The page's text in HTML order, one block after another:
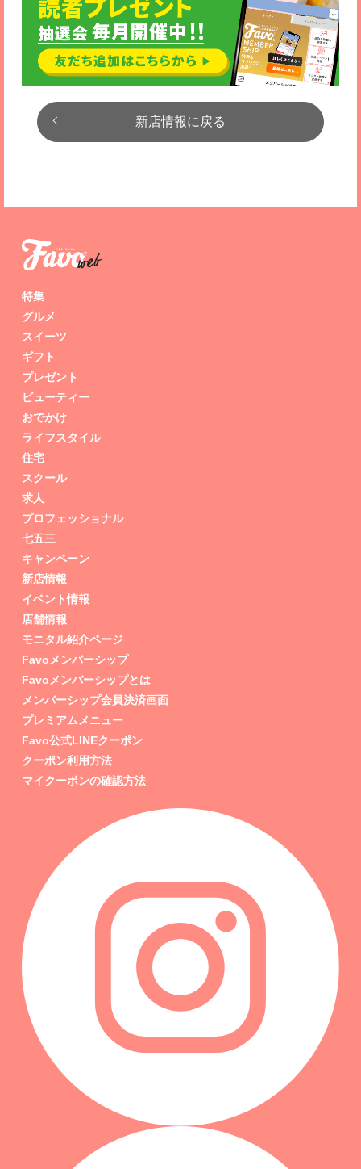
新店情報に戻る
特集
グルメ
スイーツ
ギフト
プレゼント
ビューティー
おでかけ
ライフスタイル
住宅
スクール
求人
プロフェッショナル
七五三
キャンペーン
新店情報
イベント情報
店舗情報
モニタル紹介ページ
Favoメンバーシップ
Favoメンバーシップとは
メンバーシップ会員決済画面
プレミアムメニュー
Favo公式LINEクーポン
クーポン利用方法
マイクーポンの確認方法